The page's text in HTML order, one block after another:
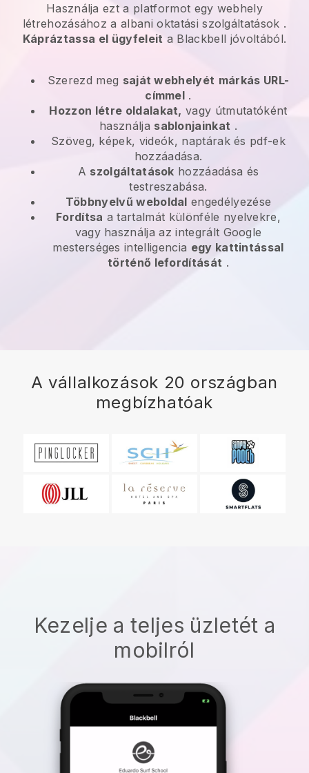
Használja ezt a platformot egy webhely
létrehozásához aalbani oktatási szolgáltatások .
Kápráztassa el ügyfeleit a Blackbell jóvoltából.
Szerezd meg saját webhelyét márkás URL-
címmel .
Hozzon létre oldalakat, vagy útmutatóként
használja sablonjainkat .
Szöveg, képek, videók, naptárak és pdf-ek
hozzáadása.
A szolgáltatások hozzáadása és
testreszabása.
Többnyelvű weboldal engedélyezése
Fordítsa a tartalmát különféle nyelvekre,
vagy használja az integrált Google
mesterséges intelligencia egy kattintással
történő lefordítását .
A vállalkozások 20 országban
megbízhatóak
Kezelje a teljes üzletét a
mobilról